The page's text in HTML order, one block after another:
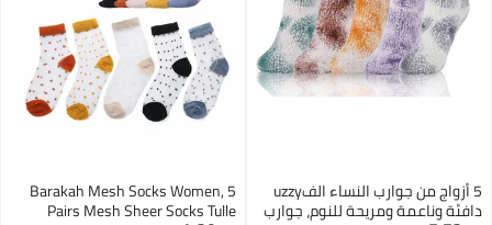
5 أزواج من جوارب النساء الفuzzy
دافئة وناعمة ومريحة للنوم، جوارب
Barakah Mesh Socks Women, 5
Pairs Mesh Sheer Socks Tulle